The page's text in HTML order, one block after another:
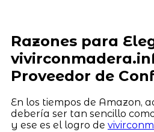
Razones para
Proveedor de
En los tiempos de Amazon,
debería ser tan sencillo
y ese es el logro de